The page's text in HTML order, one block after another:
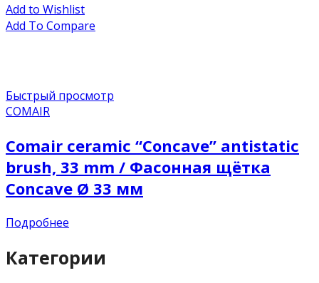
Add to Wishlist
Add To Compare
Быстрый просмотр
COMAIR
Comair ceramic “Concave” antistatic
brush, 33 mm / Фасонная щётка
Concave Ø 33 мм
Подробнее
Категории